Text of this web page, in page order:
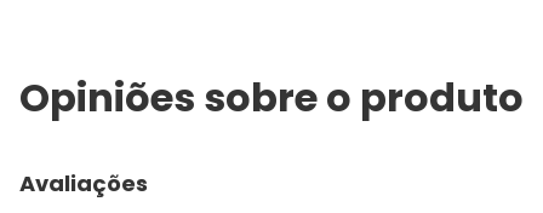
Opiniões sobre o produto
Avaliações